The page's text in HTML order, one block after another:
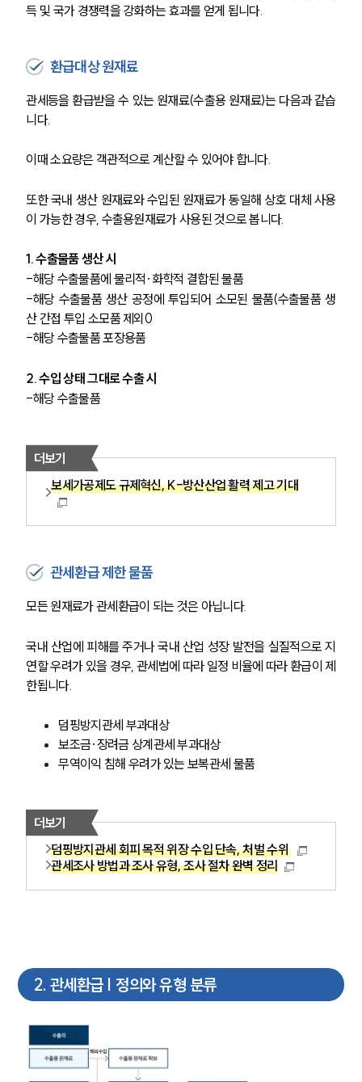
득 및 국가 경쟁력을 강화하는 효과를 얻게 됩니다.
환급대상 원재료
관세등을 환급받을 수 있는 원재료(수출용 원재료)는 다음과 같습
니다.
이때 소요량은 객관적으로 계산할 수 있어야 합니다.
또한 국내 생산 원재료와 수입된 원재료가 동일해 상호 대체 사용
이 가능한 경우, 수출용원재료가 사용된 것으로 봅니다.
1. 수출물품 생산 시
-해당 수출물품에 물리적·화학적 결합된 물품
-해당 수출물품 생산 공정에 투입되어 소모된 물품(수출물품 생
산 간접 투입 소모품 제외0
-해당 수출물품 포장용품
2. 수입 상태 그대로 수출 시
-해당 수출물품
더보기
보세가공제도 규제혁신, K-방산산업 활력 제고 기대
관세환급 제한 물품
모든 원재료가 관세환급이 되는 것은 아닙니다.
국내 산업에 피해를 주거나 국내 산업 성장 발전을 실질적으로 지
연할 우려가 있을 경우, 관세법에 따라 일정 비율에 따라 환급이 제
한됩니다.
덤핑방지관세 부과대상
보조금·장려금 상계관세 부과대상
무역이익 침해 우려가 있는 보복관세 물품
더보기
덤핑방지관세 회피 목적 위장 수입 단속, 처벌 수위
관세조사 방법과 조사 유형, 조사 절차 완벽 정리
2. 관세환급 | 정의와 유형 분류